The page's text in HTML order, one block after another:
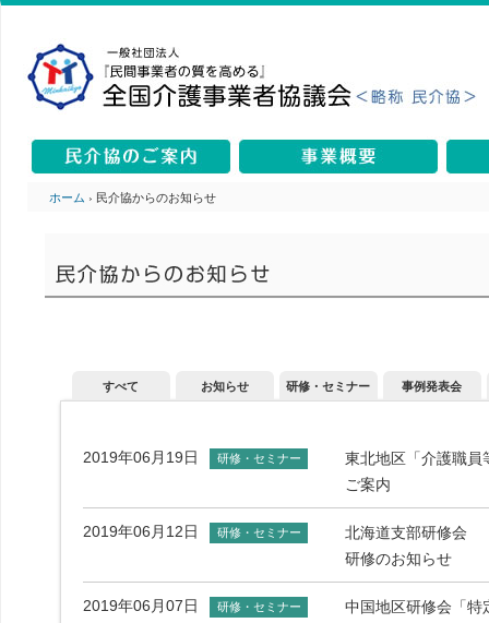
ホーム › 民介協からのお知らせ
すべて お知らせ 研修・セミナー 事例発表会
2019年06月19日 研修・セミナー
東北地区「介護職員
ご案内
2019年06月12日 研修・セミナー
北海道支部研修会
研修のお知らせ
2019年06月07日 研修・セミナー 中国地区研修会「特